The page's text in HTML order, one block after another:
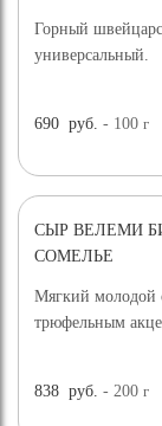
Горный
универсальный.
690 руб. - 100г
ХИТ ПРОДАЖ
СЫР ВЕЛЕМИ
СОМЕЛЬЕ
Мягкий молодой
трюфельным
838 руб. - 200г